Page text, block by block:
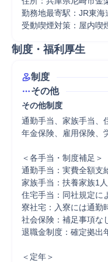
勤務地最寄駅：JR東海
受動喫煙対策：屋内喫
制度・福利厚生
制度
その他
その他制度
通勤手当、家族手当、
年金保険、雇用保険、
＜各手当・制度補足＞
通勤手当：実費全額支
家族手当：扶養家族1
住宅手当：同社規定に
寮社宅：入寮には通勤
社会保険：補足事項な
退職金制度：確定拠出
＜定年＞